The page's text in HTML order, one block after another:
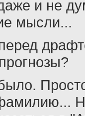
и не
мысли...